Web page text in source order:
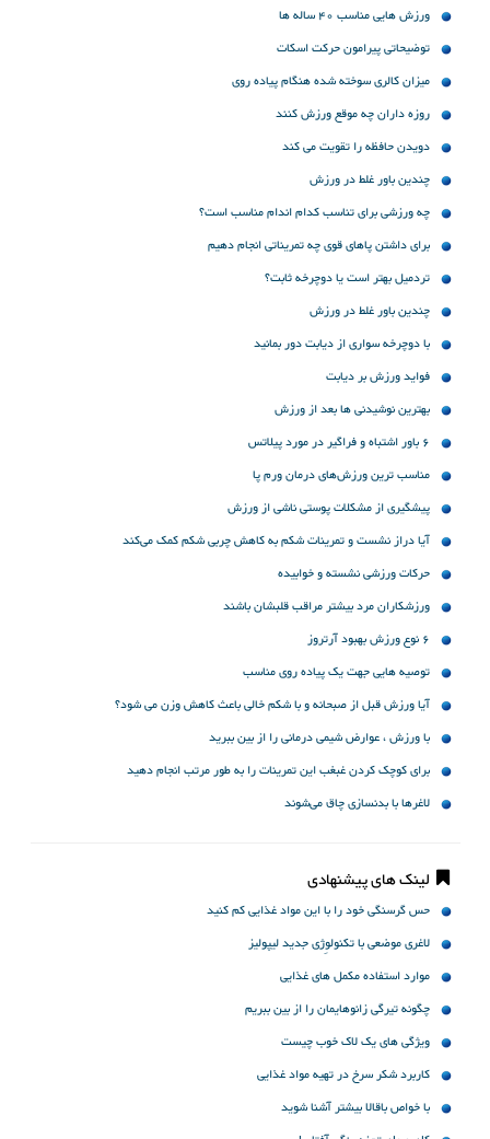
ورزش هایی مناسب 40 ساله ها
توضیحاتی پیرامون حرکت اسکات
میزان کالری سوخته شده هنگام پیاده‌ روی
روزه داران چه موقع ورزش کنند
دویدن حافظه را تقویت می کند
چندین باور غلط در ورزش
چه ورزشی برای تناسب کدام اندام مناسب است؟
برای داشتن پاهای قوی چه تمریناتی انجام دهیم
تردمیل بهتر است یا دوچرخه ثابت؟
چندین باور غلط در ورزش
با دوچرخه سواری از دیابت دور بمانید
فواید ورزش بر دیابت
بهترین نوشیدنی‌ ها بعد از ورزش
۶ باور اشتباه و فراگیر در مورد پیلاتس
مناسب ترین ورزش‌های درمان ورم پا
پیشگیری از مشکلات پوستی ناشی از ورزش
آیا دراز نشست و تمرینات شکم به کاهش چربی شکم کمک می‌کند
حرکات ورزشی نشسته و خوابیده
ورزشکاران مرد بیشتر مراقب قلبشان باشند
6 نوع ورزش بهبود آرتروز
توصیه هایی جهت یک پیاده روی مناسب
آیا ورزش قبل از صبحانه و با شکم خالی باعث کاهش وزن می شود؟
با ورزش ، عوارض شیمی درمانی را از بین ببرید
برای کوچک کردن غبغب این تمرینات را به طور مرتب انجام دهید
لاغرها با بدنسازی چاق می‌شوند
لینک های پیشنهادی
حس گرسنگی خود را با این مواد غذایی کم کنید
لاغری موضعی با تکنولوِژی جدید لیپولیز
موارد استفاده مکمل های غذایی
چگونه تیرگی زانوهایمان را از بین ببریم
ویژگی های یک لاک خوب چیست
کاربرد شکر سرخ در تهیه مواد غذایی
با خواص باقالا بیشتر آشنا شوید